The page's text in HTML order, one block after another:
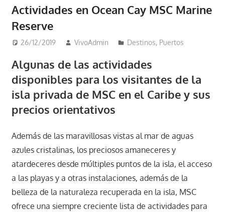
Actividades en Ocean Cay MSC Marine
Reserve
26/12/2019 VivoAdmin Destinos, Puertos
Algunas de las actividades
disponibles para los visitantes de la
isla privada de MSC en el Caribe y sus
precios orientativos
Además de las maravillosas vistas al mar de aguas
azules cristalinas, los preciosos amaneceres y
atardeceres desde múltiples puntos de la isla, el acceso
a las playas y a otras instalaciones, además de la
belleza de la naturaleza recuperada en la isla, MSC
ofrece una siempre creciente lista de actividades para